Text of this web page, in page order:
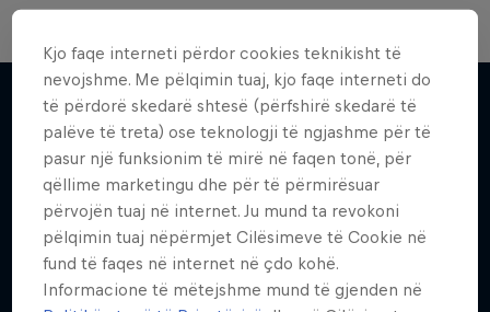
Më shumë si kjo
Kjo faqe interneti përdor cookies teknikisht të
nevojshme. Me pëlqimin tuaj, kjo faqe interneti do
të përdorë skedarë shtesë (përfshirë skedarë të
palëve të treta) ose teknologji të ngjashme për të
pasur një funksionim të mirë në faqen tonë, për
qëllime marketingu dhe për të përmirësuar
përvojën tuaj në internet. Ju mund ta revokoni
pëlqimin tuaj nëpërmjet Cilësimeve të Cookie në
fund të faqes në internet në çdo kohë.
Informacione të mëtejshme mund të gjenden në